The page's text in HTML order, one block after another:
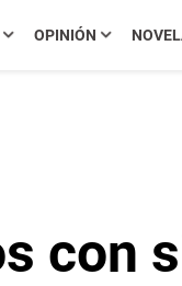
OPINIÓN
con